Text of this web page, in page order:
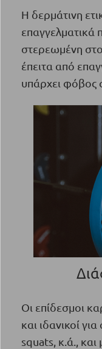
Η δερμάτινη
επαγγελματικά
στερεωμένη
έπειτα από
υπάρχει φόβος
Οι επίδεσμοι
και ιδανικοί
squats, κ.ά.,